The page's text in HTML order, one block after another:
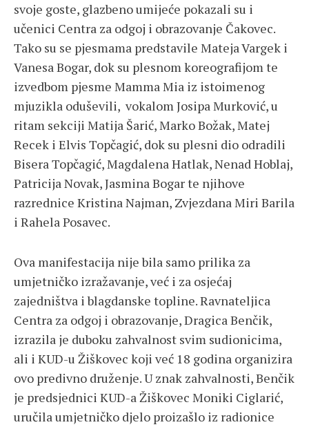
svoje goste, glazbeno umijeće pokazali su i
učenici Centra za odgoj i obrazovanje Čakovec.
Tako su se pjesmama predstavile Mateja Vargek i
Vanesa Bogar, dok su plesnom koreografijom te
izvedbom pjesme Mamma Mia iz istoimenog
mjuzikla oduševili, vokalom Josipa Murković, u
ritam sekciji Matija Šarić, Marko Božak, Matej
Recek i Elvis Topčagić, dok su plesni dio odradili
Bisera Topčagić, Magdalena Hatlak, Nenad Hoblaj,
Patricija Novak, Jasmina Bogar te njihove
razrednice Kristina Najman, Zvjezdana Miri Barila
i Rahela Posavec.
Ova manifestacija nije bila samo prilika za
umjetničko izražavanje, već i za osjećaj
zajedništva i blagdanske topline. Ravnateljica
Centra za odgoj i obrazovanje, Dragica Benčik,
izrazila je duboku zahvalnost svim sudionicima,
ali i KUD-u Žiškovec koji već 18 godina organizira
ovo predivno druženje. U znak zahvalnosti, Benčik
je predsjednici KUD-a Žiškovec Moniki Ciglarić,
uručila umjetničko djelo proizašlo iz radionice